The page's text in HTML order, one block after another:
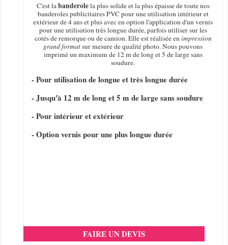
C'est labanderolela plus solide et la plus épaisse de toute nos
banderoles publicitaires PVC pour une utilisation intérieur et
extérieur de 4 ans et plus avec en option l'application d'un vernis
pour une utilisation très longue durée, parfois utiliser sur les
cotés de remorque ou de camion. Elle est réalisée enimpression
grand formatsur mesure de qualité photo. Nous pouvons
imprimé un maximum de 12 m de long et 5 de large sans
soudure.
- Pour utilisation de longue et très longue durée
- Jusqu'à 12 m de long et 5 m de large sans soudure
- Pour intérieur et extérieur
- Option vernis pour une plus longue durée
FAIRE UN DEVIS